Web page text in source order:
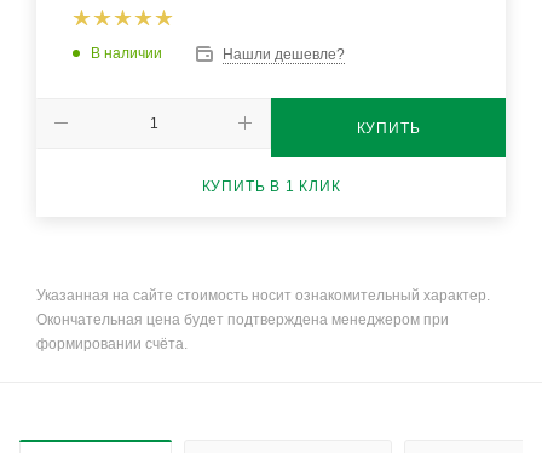
В наличии Нашли дешевле?
КУПИТЬ
КУПИТЬ В 1 КЛИК
Указанная на сайте стоимость носит ознакомительный характер.
Окончательная цена будет подтверждена менеджером при
формировании счёта.